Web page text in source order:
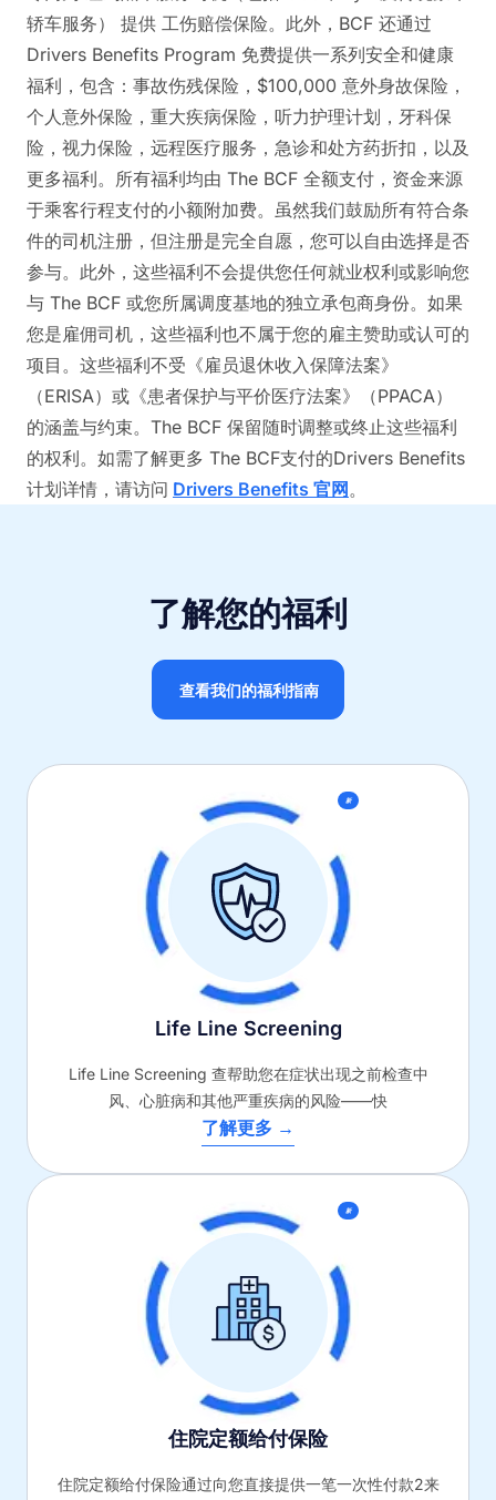
轿车服务） 提供 工伤赔偿保险。此外，BCF 还通过
Drivers Benefits Program 免费提供一系列安全和健康
福利，包含：事故伤残保险，$100,000 意外身故保险，
个人意外保险，重大疾病保险，听力护理计划，牙科保
险，视力保险，远程医疗服务，急诊和处方药折扣，以及
更多福利。所有福利均由 The BCF 全额支付，资金来源
于乘客行程支付的小额附加费。虽然我们鼓励所有符合条
件的司机注册，但注册是完全自愿，您可以自由选择是否
参与。此外，这些福利不会提供您任何就业权利或影响您
与 The BCF 或您所属调度基地的独立承包商身份。如果
您是雇佣司机，这些福利也不属于您的雇主赞助或认可的
项目。这些福利不受《雇员退休收入保障法案》
（ERISA）或《患者保护与平价医疗法案》（PPACA）
的涵盖与约束。The BCF 保留随时调整或终止这些福利
的权利。如需了解更多 The BCF支付的Drivers Benefits
计划详情，请访问 Drivers Benefits 官网。
了解您的福利
查看我们的福利指南
新
Life Line Screening
Life Line Screening 查帮助您在症状出现之前检查中
风、心脏病和其他严重疾病的风险——快
了解更多 →
新
住院定额给付保险
住院定额给付保险通过向您直接提供一笔一次性付款2来